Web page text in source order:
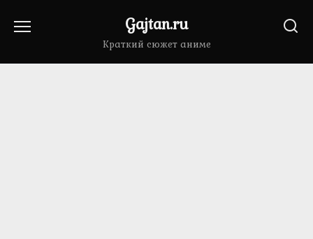
Gajtan.ru
Краткий сюжет аниме